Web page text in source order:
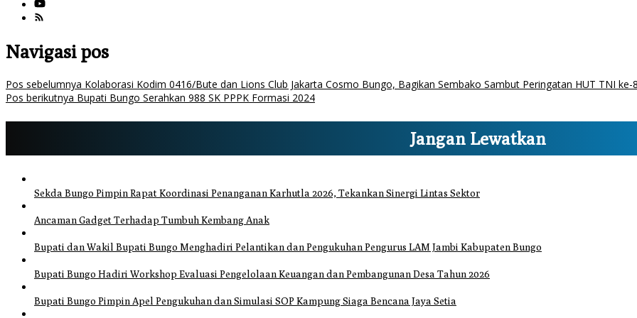
Navigasi pos
Pos sebelumnya Kolaborasi Kodim 0416/Bute dan Lions Club Jakarta Cosmo Bungo, Bagikan Sembako Sambut Peringatan HUT TNI ke-
Pos berikutnya Bupati Bungo Serahkan 988 SK PPPK Formasi 2024
Jangan Lewatkan
Sekda Bungo Pimpin Rapat Koordinasi Penanganan Karhutla 2026, Tekankan Sinergi Lintas Sektor
Ancaman Gadget Terhadap Tumbuh Kembang Anak
Bupati dan Wakil Bupati Bungo Menghadiri Pelantikan dan Pengukuhan Pengurus LAM Jambi Kabupaten Bungo
Bupati Bungo Hadiri Workshop Evaluasi Pengelolaan Keuangan dan Pembangunan Desa Tahun 2026
Bupati Bungo Pimpin Apel Pengukuhan dan Simulasi SOP Kampung Siaga Bencana Jaya Setia